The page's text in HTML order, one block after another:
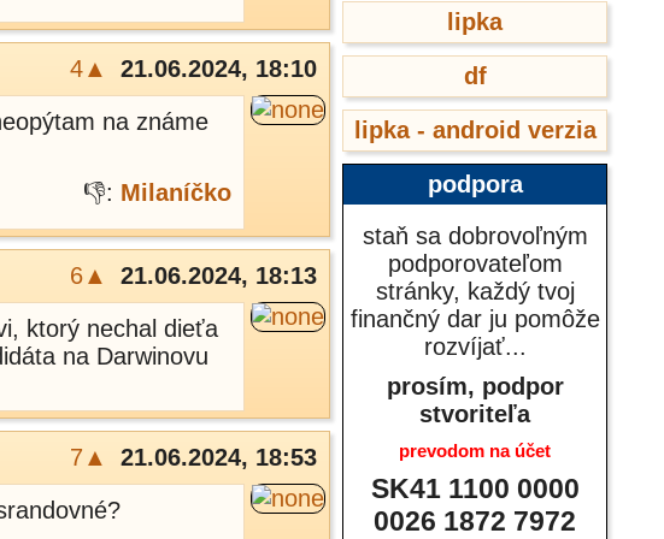
4▲
21.06.2024, 18:10
na známe
👎: Milaníčko
6▲
21.06.2024, 18:13
ktorý nechal dieťa
na Darwinovu
7▲
21.06.2024, 18:53
lipka
df
lipka - android verzia
podpora
staň sa dobrovoľným
podporovateľom
stránky, každý tvoj
finančný dar ju pomôže
rozvíjať...
prosím, podpor
stvoriteľa
prevodom na účet
SK41 1100 0000
0026 1872 7972